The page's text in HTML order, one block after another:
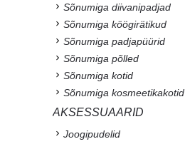
Sõnumiga diivanipadjad
Sõnumiga köögirätikud
Sõnumiga padjapüürid
Sõnumiga põlled
Sõnumiga kotid
Sõnumiga kosmeetikakotid
AKSESSUAARID
Joogipudelid